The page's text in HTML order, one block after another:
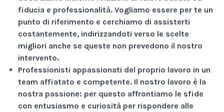
fiducia e professionalità. Vogliamo essere per te un
punto di riferimento e cerchiamo di assisterti
costantemente, indirizzandoti verso le scelte
migliori anche se queste non prevedono il nostro
intervento.
Professionisti appassionati del proprio lavoro in un
team affiatato e competente. Il nostro lavoro è la
nostra passione: per questo affrontiamo le sfide
con entusiasmo e curiosità per rispondere alle